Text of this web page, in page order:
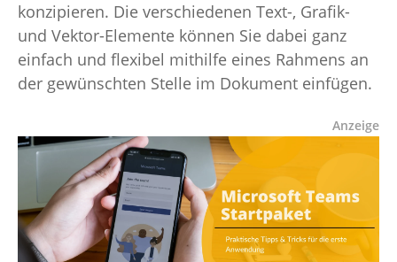
konzipieren. Die verschiedenen Text-, Grafik-
und Vektor-Elemente können Sie dabei ganz
einfach und flexibel mithilfe eines Rahmens an
der gewünschten Stelle im Dokument einfügen.